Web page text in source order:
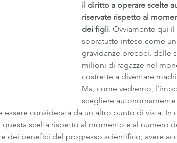
il diritto a operare scelte
riservate rispetto al
dei figli. Ovviamente qui
sopratutto inteso come
gravidanze precoci, delle
milioni di ragazze nel
costrette a diventare
Ma, come vedremo,
scegliere
considerata da un altro punto di vista. In
scelta rispetto al momento e al numero
dei benefici del progresso scientifico; avere